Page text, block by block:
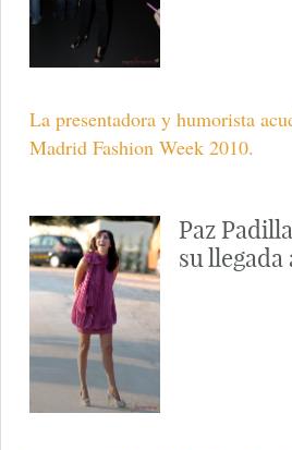
La presentadora y humorista
Madrid Fashion Week 2010.
Paz
su llegada